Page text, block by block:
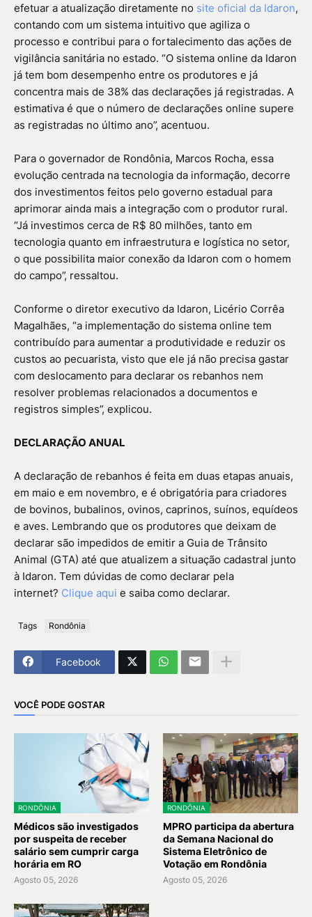
efetuar a atualização diretamente no site oficial da Idaron,
contando com um sistema intuitivo que agiliza o
processo e contribui para o fortalecimento das ações de
vigilância sanitária no estado. “O sistema online da Idaron
já tem bom desempenho entre os produtores e já
concentra mais de 38% das declarações já registradas. A
estimativa é que o número de declarações online supere
as registradas no último ano”, acentuou.
Para o governador de Rondônia, Marcos Rocha, essa
evolução centrada na tecnologia da informação, decorre
dos investimentos feitos pelo governo estadual para
aprimorar ainda mais a integração com o produtor rural.
“Já investimos cerca de R$ 80 milhões, tanto em
tecnologia quanto em infraestrutura e logística no setor,
o que possibilita maior conexão da Idaron com o homem
do campo”, ressaltou.
Conforme o diretor executivo da Idaron, Licério Corrêa
Magalhães, “a implementação do sistema online tem
contribuído para aumentar a produtividade e reduzir os
custos ao pecuarista, visto que ele já não precisa gastar
com deslocamento para declarar os rebanhos nem
resolver problemas relacionados a documentos e
registros simples”, explicou.
DECLARAÇÃO ANUAL
A declaração de rebanhos é feita em duas etapas anuais,
em maio e em novembro, e é obrigatória para criadores
de bovinos, bubalinos, ovinos, caprinos, suínos, equídeos
e aves. Lembrando que os produtores que deixam de
declarar são impedidos de emitir a Guia de Trânsito
Animal (GTA) até que atualizem a situação cadastral junto
à Idaron. Tem dúvidas de como declarar pela
internet? Clique aqui e saiba como declarar.
Tags Rondônia
Facebook
VOCÊ PODE GOSTAR
RONDÔNIA
Médicos são investigados
por suspeita de receber
salário sem cumprir carga
horária em RO
Agosto 05, 2026
RONDÔNIA
MPRO participa da abertura
da Semana Nacional do
Sistema Eletrônico de
Votação em Rondônia
Agosto 05, 2026